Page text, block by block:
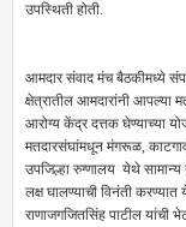
उपस्थिती होती.
आमदार संवाद मंच बैठकीमध्ये
क्षेत्रातील आमदारांनी आपल्या
आरोग्य केंद्र दत्तक घेण्याच्या
मतदारसंघांमधून मंगरूळ,
उपजिल्हा रुग्णालय येथे सामान्य
लक्ष घालण्याची विनंती
राणाजगजितसिंह पाटील यांची